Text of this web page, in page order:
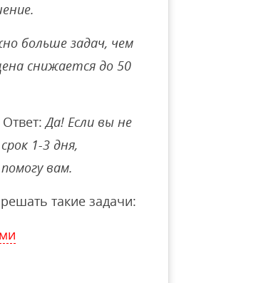
больше задач, чем
снижается до 50
Ответ:Да! Если вы не
1-3 дня,
вам.
такие задачи: